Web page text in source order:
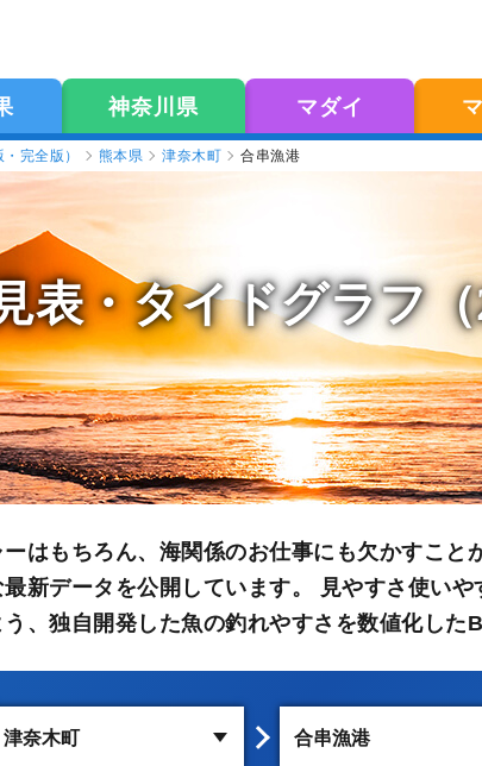
神奈川県 マダイ
完全版） 熊本県 津奈木町 合串漁港
表・タイドグラフ（
はもちろん、海関係のお仕事にも欠かすこと
新データを公開しています。 見やすさ使い
、独自開発した魚の釣れやすさを数値化した